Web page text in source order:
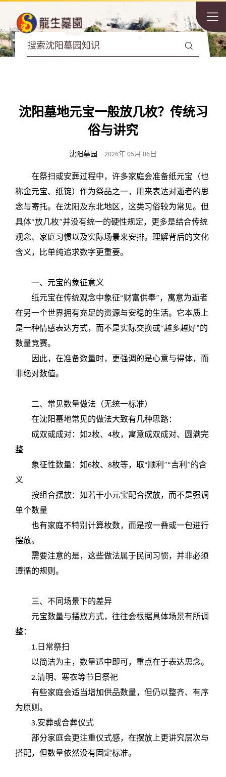
沈阳墓地元宝一般放几枚？传统习
俗与讲究
沈阳墓园 2026年 05月 06日
在祭扫或安葬过程中，许多家庭会准备纸元宝（也
称金元宝、纸锭）作为祭品之一，用来表达对逝者的思
念与寄托。在沈阳及东北地区，这类习俗较为常见。但
具体“放几枚”并没有统一的硬性规定，更多是结合传统
观念、家庭习惯以及实际场景来安排。理解背后的文化
含义，比单纯追求数字更重要。
一、元宝的象征意义
纸元宝在传统观念中象征“财富供奉”，寓意为逝者
在另一个世界拥有充足的资源与安稳的生活。它本质上
是一种情感表达方式，而不是实际交换或“越多越好”的
数量竞赛。
因此，在准备数量时，更强调的是心意与得体，而
非绝对数值。
二、常见数量做法（无统一标准）
在沈阳墓地常见的做法大致有几种思路：
成双或成对：如2枚、4枚，寓意成双成对、圆满完
整
象征性数量：如6枚、8枚等，取“顺利”“吉利”的含
义
按组合摆放：如若干小元宝配合摆放，而不是强调
单个数量
也有家庭不特别计算枚数，而是按一叠或一包进行
摆放。
需要注意的是，这些做法属于民间习惯，并非必须
遵循的规则。
三、不同场景下的差异
元宝数量与摆放方式，往往会根据具体场景有所调
整：
1.日常祭扫
以简洁为主，数量适中即可，重点在于表达思念。
2.清明、寒衣等节日祭祀
有些家庭会适当增加供品数量，但仍以整齐、有序
为原则。
3.安葬或合葬仪式
部分家庭会更注重仪式感，在摆放上更讲究层次与
搭配，但数量依然没有固定标准。